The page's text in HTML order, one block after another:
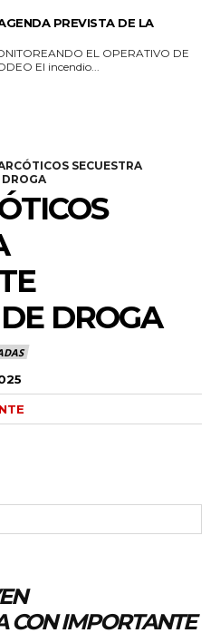
PREVISTA DE LA
EL OPERATIVO DE
EMERGENCIA CAMINO A EL RODEO El incendio...